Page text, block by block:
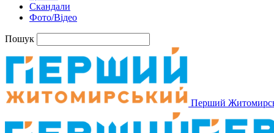
Скандали
Фото/Відео
Пошук
Перший